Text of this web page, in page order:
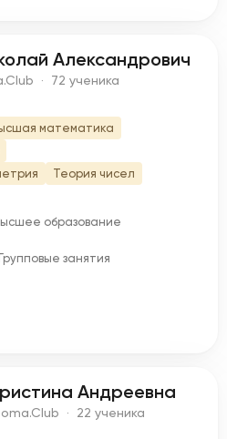
Александрович
· 72 ученика
математика
Теория чисел
образование
занятия
Андреевна
· 22 ученика